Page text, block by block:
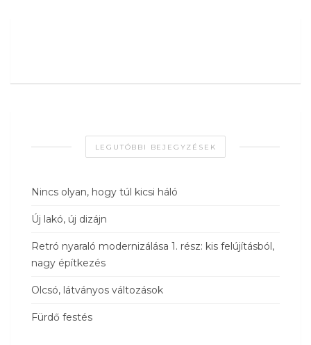
LEGUTÓBBI BEJEGYZÉSEK
Nincs olyan, hogy túl kicsi háló
Új lakó, új dizájn
Retró nyaraló modernizálása 1. rész: kis felújításból,
nagy építkezés
Olcsó, látványos változások
Fürdő festés